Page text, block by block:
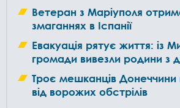
Ветеран з Маріуполя
змаганнях в Іспанії
Евакуація рятує життя: із
громади вивезли родини з
Троє мешканців
від ворожих обстрілів